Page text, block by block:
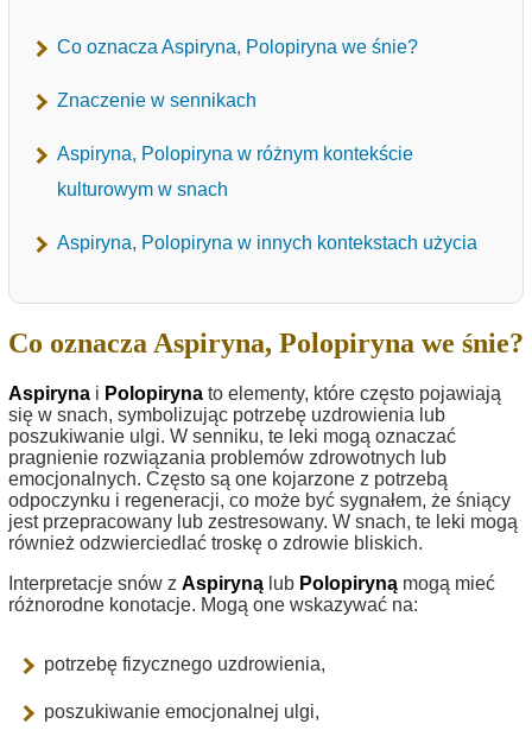
Co oznacza Aspiryna, Polopiryna we śnie?
Znaczenie w sennikach
Aspiryna, Polopiryna w różnym kontekście
kulturowym w snach
Aspiryna, Polopiryna w innych kontekstach użycia
Co oznacza Aspiryna, Polopiryna we śnie?
Aspiryna i Polopiryna to elementy, które często pojawiają
się w snach, symbolizując potrzebę uzdrowienia lub
poszukiwanie ulgi. W senniku, te leki mogą oznaczać
pragnienie rozwiązania problemów zdrowotnych lub
emocjonalnych. Często są one kojarzone z potrzebą
odpoczynku i regeneracji, co może być sygnałem, że śniący
jest przepracowany lub zestresowany. W snach, te leki mogą
również odzwierciedlać troskę o zdrowie bliskich.
Interpretacje snów z Aspiryną lub Polopiryną mogą mieć
różnorodne konotacje. Mogą one wskazywać na:
potrzebę fizycznego uzdrowienia,
poszukiwanie emocjonalnej ulgi,